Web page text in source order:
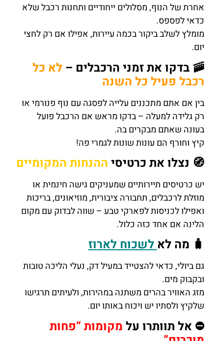
אחרת של הנוף, מסלולים ייחודיים ותחנות רכבל שלא
כדאי לפספס.
מומלץ לשלב ביקור בכמה עיירות, אפילו אם רק לחצי
יום.
🚠 בדקו את זמני הרכבלים –לא כל
רכבל פעיל כל השנה
בין אם אתם מתכננים עלייה לפסגה עם נוף פנורמי או
רק גלידה למעלה – בדקו מראש אם הרכבל פועל
בעונה שאתם מבקרים בה.
קיץ וחורף הם עונות שונות לגמרי פה!
🧭 נצלו את כרטיסי ההנחות המקומיים
יש כרטיסים תיירותיים שמעניקים גישה חינמית או
מוזלת לרכבלים, תחבורה ציבורית, מוזיאונים, בריכות
ואפילו לכניסות לפארקי טבע – שווה לבדוק עם מקום
הלינה אם אחד כזה כלול.
🧳 מה לאלשכוח לארוז
גם ביולי, כדאי להצטייד במעיל דק, נעלי הליכה טובות
ובקבוק מים.
מזג האוויר בהרים משתנה במהירות, ולעיתים תרגישו
שלקיץ ולסתיו יש ויכוח באותו יום.
⛔ אל תוותרו על מקומות “פחות